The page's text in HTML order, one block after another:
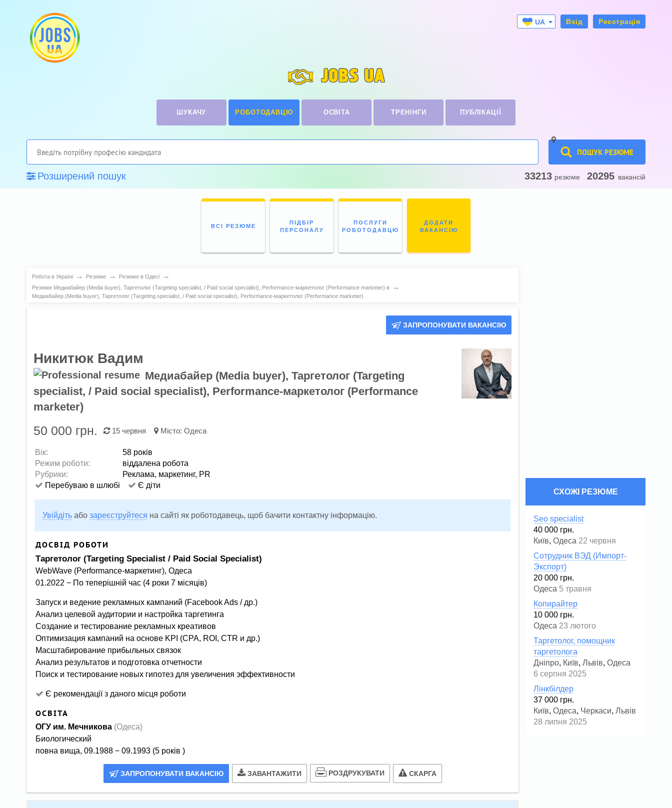
UA
Вхід Реєстрація
JOBS UA
ШУКАЧУ РОБОТОДАВЦЮ ОСВІТА ТРЕНІНГИ ПУБЛІКАЦІЇ
ПОШУК РЕЗЮМЕ
Розширений пошук 33213 резюме 20295 вакансій
ВСІ РЕЗЮМЕ
ПІДБІР
ПЕРСОНАЛУ
ПОСЛУГИ
РОБОТОДАВЦЮ
ДОДАТИ
ВАКАНСІЮ
Робота в Україні → Резюме → Резюме в Одесі →
Резюме Медиабайер (Media buyer), Таргетолог (Targeting specialist, / Paid social specialist), Performance-маркетолог (Performance marketer) в →
Медиабайер (Media buyer), Таргетолог (Targeting specialist, / Paid social specialist), Performance-маркетолог (Performance marketer)
ЗАПРОПОНУВАТИ ВАКАНСІЮ
Никитюк Вадим
Медиабайер (Media buyer), Таргетолог (Targeting
specialist, / Paid social specialist), Performance-маркетолог (Performance
marketer)
50 000 грн. 15 червня Місто: Одеса
Вік:
58 років
Режим роботи:
віддалена робота
Рубрики:
Реклама, маркетинг, PR
Перебуваю в шлюбі
Є діти
Увійдіть або зареєструйтеся на сайті як роботодавець, щоб бачити контактну інформацію.
ДОСВІД РОБОТИ
Таргетолог (Targeting Specialist / Paid Social Specialist)
WebWave (Performance-маркетинг), Одеса
01.2022 − По теперішній час (4 роки 7 місяців)
Запуск и ведение рекламных кампаний (Facebook Ads / др.)
Анализ целевой аудитории и настройка таргетинга
Создание и тестирование рекламных креативов
Оптимизация кампаний на основе KPI (CPA, ROI, CTR и др.)
Масштабирование прибыльных связок
Анализ результатов и подготовка отчетности
Поиск и тестирование новых гипотез для увеличения эффективности
Є рекомендації з даного місця роботи
ОСВІТА
ОГУ им. Мечникова(Одеса)
Биологический
повна вища, 09.1988 − 09.1993 (5 років )
ЗАПРОПОНУВАТИ ВАКАНСІЮ ЗАВАНТАЖИТИ РОЗДРУКУВАТИ СКАРГА
СХОЖІ РЕЗЮМЕ
Seo specialist
40 000 грн.
Київ, Одеса 22 червня
Сотрудник ВЭД (Импорт-
Экспорт)
20 000 грн.
Одеса 5 травня
Копирайтер
10 000 грн.
Одеса 23 лютого
Таргетолог, помощник
таргетолога
Дніпро, Київ, Львів, Одеса
6 серпня 2025
Лінкбілдер
37 000 грн.
Київ, Одеса, Черкаси, Львів
28 липня 2025